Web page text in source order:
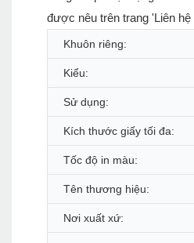
được nêu trên trang 'Liên
Khuôn riêng:
Kiểu:
Sử dụng:
Kích thước giấy tối đa:
Tốc độ in màu:
Tên thương hiệu:
Nơi xuất xứ: